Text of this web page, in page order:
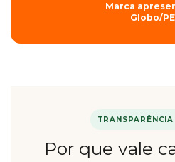
Marca
Globo/
Por que vale